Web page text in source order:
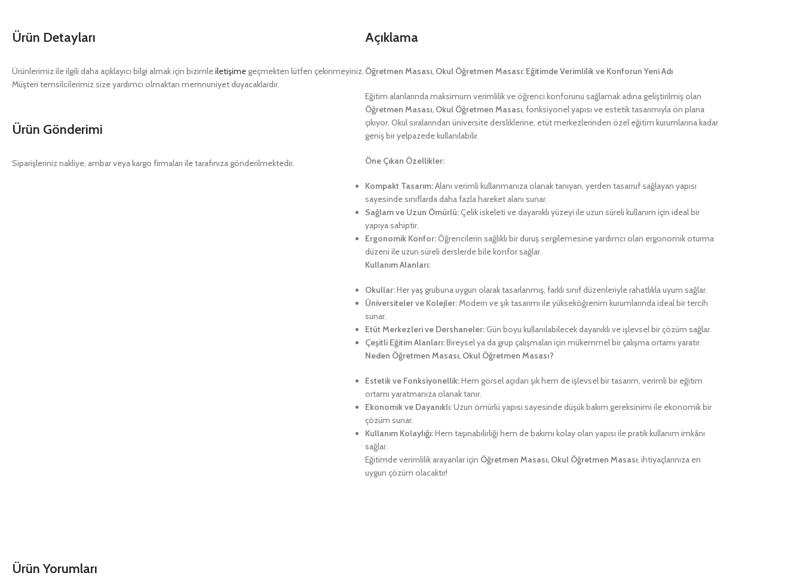
Ürün Detayları
Ürünlerimiz ile ilgili daha açıklayıcı bilgi almak için bizimleiletişimegeçmekten lütfen çekinmeyiniz.
Müşteri temsilcilerimiz size yardımcı olmaktan memnuniyet duyacaklardır.
Ürün Gönderimi
Siparişleriniz nakliye, ambar veya kargo firmaları ile tarafınıza gönderilmektedir.
Açıklama
Öğretmen Masası, Okul Öğretmen Masası: Eğitimde Verimlilik ve Konforun Yeni Adı
Eğitim alanlarında maksimum verimlilik ve öğrenci konforunu sağlamak adına geliştirilmiş olan
Öğretmen Masası, Okul Öğretmen Masası, fonksiyonel yapısı ve estetik tasarımıyla ön plana
çıkıyor. Okul sıralarından üniversite dersliklerine, etüt merkezlerinden özel eğitim kurumlarına kadar
geniş bir yelpazede kullanılabilir.
Öne Çıkan Özellikler:
Kompakt Tasarım:Alanı verimli kullanmanıza olanak tanıyan, yerden tasarruf sağlayan yapısı
sayesinde sınıflarda daha fazla hareket alanı sunar.
Sağlam ve Uzun Ömürlü:Çelik iskeleti ve dayanıklı yüzeyi ile uzun süreli kullanım için ideal bir
yapıya sahiptir.
Ergonomik Konfor:Öğrencilerin sağlıklı bir duruş sergilemesine yardımcı olan ergonomik oturma
düzeni ile uzun süreli derslerde bile konfor sağlar.
Kullanım Alanları:
Okullar:Her yaş grubuna uygun olarak tasarlanmış, farklı sınıf düzenleriyle rahatlıkla uyum sağlar.
Üniversiteler ve Kolejler:Modern ve şık tasarımı ile yükseköğrenim kurumlarında ideal bir tercih
sunar.
Etüt Merkezleri ve Dershaneler:Gün boyu kullanılabilecek dayanıklı ve işlevsel bir çözüm sağlar.
Çeşitli Eğitim Alanları:Bireysel ya da grup çalışmaları için mükemmel bir çalışma ortamı yaratır.
Neden Öğretmen Masası, Okul Öğretmen Masası?
Estetik ve Fonksiyonellik:Hem görsel açıdan şık hem de işlevsel bir tasarım, verimli bir eğitim
ortamı yaratmanıza olanak tanır.
Ekonomik ve Dayanıklı:Uzun ömürlü yapısı sayesinde düşük bakım gereksinimi ile ekonomik bir
çözüm sunar.
Kullanım Kolaylığı:Hem taşınabilirliği hem de bakımı kolay olan yapısı ile pratik kullanım imkânı
sağlar.
Eğitimde verimlilik arayanlar için Öğretmen Masası, Okul Öğretmen Masası, ihtiyaçlarınıza en
uygun çözüm olacaktır!
Ürün Yorumları